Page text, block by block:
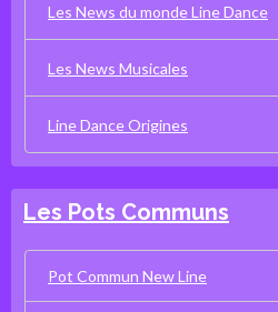
Les News du monde Line Dance
Les News Musicales
Line Dance Origines
Les Pots Communs
Pot Commun New Line